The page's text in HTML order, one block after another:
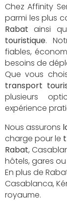
Chez Affinity
parmi les plus
Rabat ainsi
touristique.
fiables,
besoins de
Que vous
transport
plusieurs
expérience
Nous assurons
charge pour le
Rabat,
hôtels, gares
En plus de
Casablanca,
royaume.